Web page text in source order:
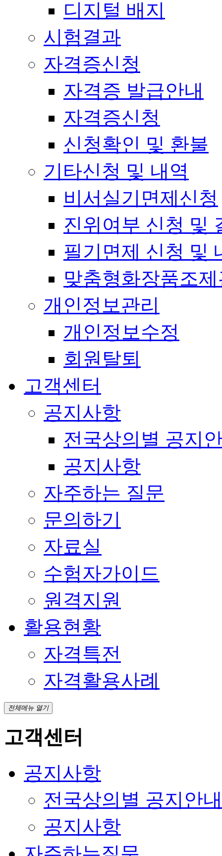
디지털 배지
시험결과
자격증신청
자격증 발급안내
자격증신청
신청확인 및 환불
기타신청 및 내역
비서실기면제신청
진위여부 신청 및
필기면제 신청 및
맞춤형화장품조
개인정보관리
개인정보수정
회원탈퇴
고객센터
공지사항
전국상의별 공지
공지사항
자주하는 질문
문의하기
자료실
수험자가이드
원격지원
활용현황
자격특전
자격활용사례
전체메뉴 열기
고객센터
공지사항
전국상의별 공지안내
공지사항